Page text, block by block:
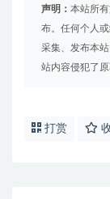
声明： 本站所
布。任何个人
采集、发布本
站内容侵犯了
打赏